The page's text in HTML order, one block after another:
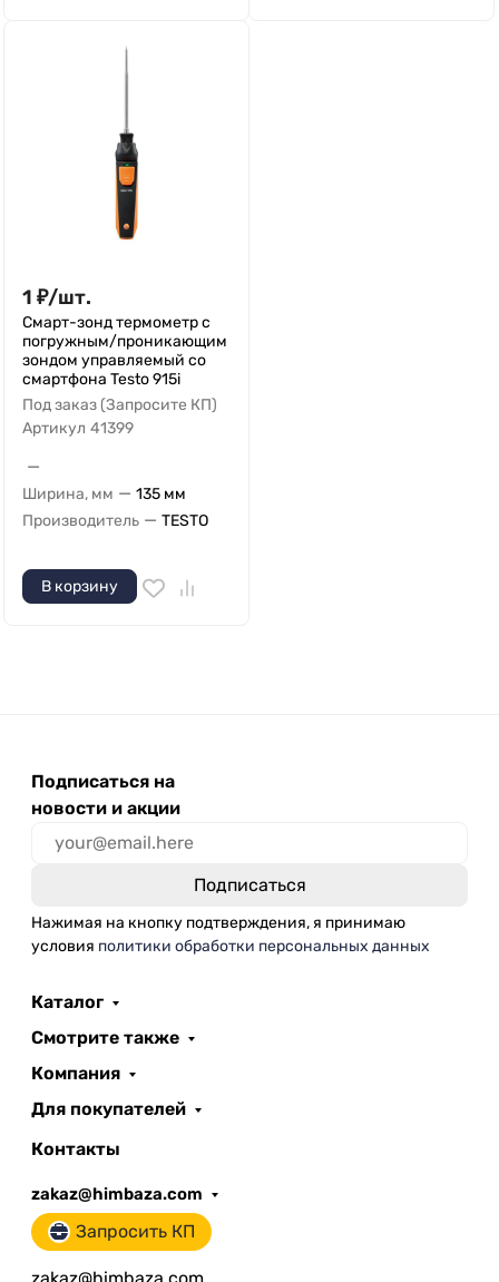
1 ₽/шт.
Смарт-зонд термометр с
погружным/проникающим
зондом управляемый со
смартфона Testo 915i
Под заказ (Запросите КП)
Артикул 41399
—
Ширина, мм — 135 мм
Производитель — TESTO
В корзину
Подписаться на
новости и акции
Нажимая на кнопку подтверждения, я принимаю
условия политики обработки персональных данных
Каталог
Смотрите также
Компания
Для покупателей
Контакты
zakaz@himbaza.com
Запросить КП